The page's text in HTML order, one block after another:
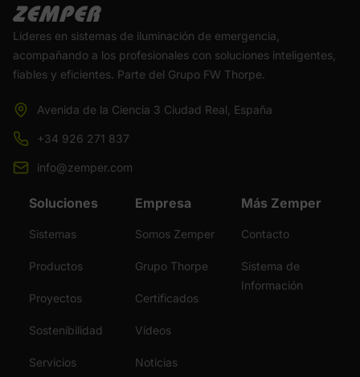
Líderes en sistemas de iluminación de emergencia,
acompañando a los profesionales con soluciones inteligentes,
fiables y eficientes. Parte del Grupo FW Thorpe.
Avenida de la Ciencia 3 Ciudad Real, España
+34 926 271 837
info@zemper.com
Soluciones
Sistemas
Productos
Proyectos
Sostenibilidad
Servicios
Empresa
Somos Zemper
Grupo Thorpe
Certificados
Vídeos
Noticias
Más Zemper
Contacto
Sistema de
Información